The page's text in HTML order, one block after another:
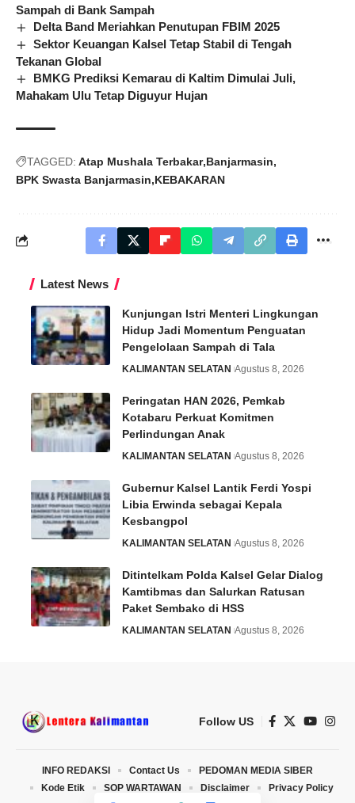
Sampah di Bank Sampah
Delta Band Meriahkan Penutupan FBIM 2025
Sektor Keuangan Kalsel Tetap Stabil di Tengah
Tekanan Global
BMKG Prediksi Kemarau di Kaltim Dimulai Juli,
Mahakam Ulu Tetap Diguyur Hujan
TAGGED: Atap Mushala Terbakar Banjarmasin
BPK Swasta Banjarmasin KEBAKARAN
Latest News
Kunjungan Istri Menteri Lingkungan
Hidup Jadi Momentum Penguatan
Pengelolaan Sampah di Tala
KALIMANTAN SELATAN Agustus 8, 2026
Peringatan HAN 2026, Pemkab
Kotabaru Perkuat Komitmen
Perlindungan Anak
KALIMANTAN SELATAN Agustus 8, 2026
Gubernur Kalsel Lantik Ferdi Yospi
Libia Erwinda sebagai Kepala
Kesbangpol
KALIMANTAN SELATAN Agustus 8, 2026
Ditintelkam Polda Kalsel Gelar Dialog
Kamtibmas dan Salurkan Ratusan
Paket Sembako di HSS
KALIMANTAN SELATAN Agustus 8, 2026
Follow US
INFO REDAKSI Contact Us
PEDOMAN MEDIA SIBER
Kode Etik
SOP WARTAWAN Disclaimer Privacy Policy